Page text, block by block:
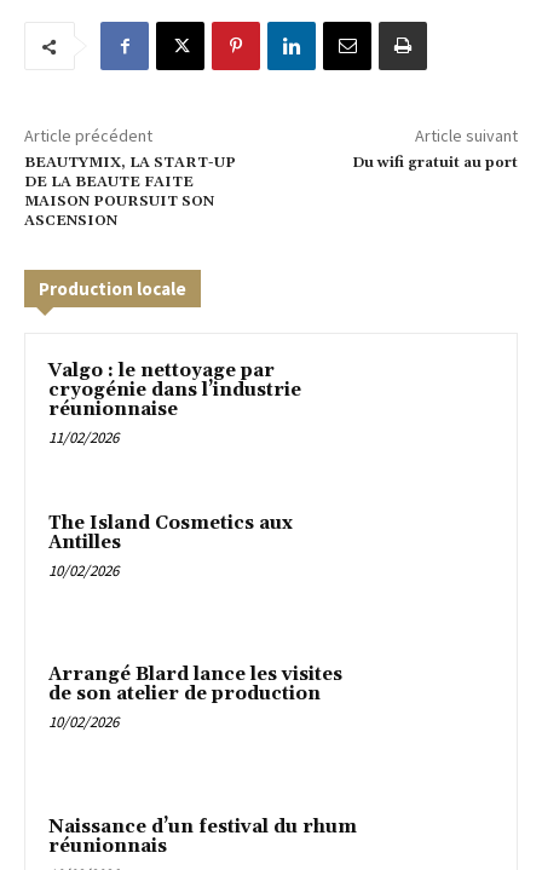
Article précédent
BEAUTYMIX, LA START-UP
DE LA BEAUTE FAITE
MAISON POURSUIT SON
ASCENSION
Article suivant
Du wifi gratuit au port
Production locale
Valgo : le nettoyage par
cryogénie dans l’industrie
réunionnaise
11/02/2026
The Island Cosmetics aux
Antilles
10/02/2026
Arrangé Blard lance les visites
de son atelier de production
10/02/2026
Naissance d’un festival du rhum
réunionnais